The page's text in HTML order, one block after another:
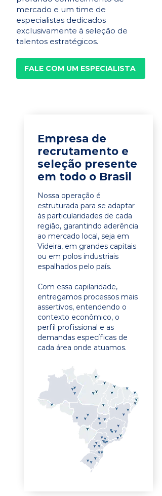
mercado e um time de
especialistas dedicados
exclusivamente à seleção de
talentos estratégicos.
FALE COM UM ESPECIALISTA
Empresa de
recrutamento e
seleção presente
em todo o Brasil
Nossa operação é
estruturada para se adaptar
às particularidades de cada
região, garantindo aderência
ao mercado local, seja em
Videira, em grandes capitais
ou em polos industriais
espalhados pelo país.
Com essa capilaridade,
entregamos processos mais
assertivos, entendendo o
contexto econômico, o
perfil profissional e as
demandas específicas de
cada área onde atuamos.